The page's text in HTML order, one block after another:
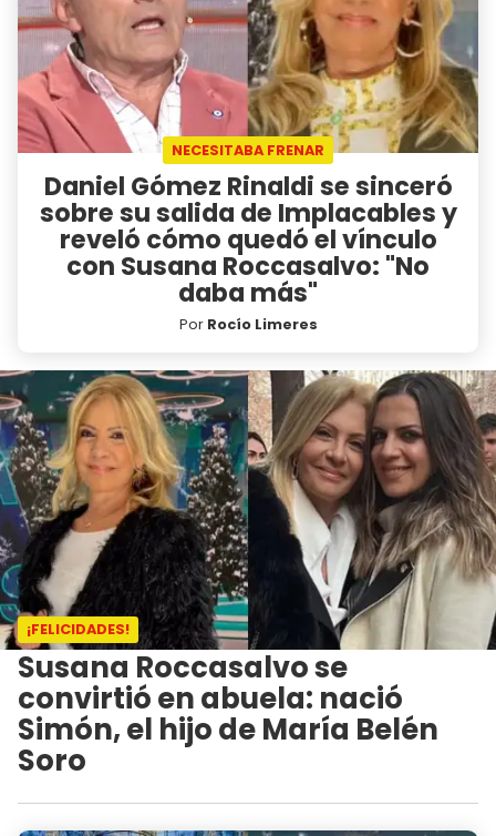
NECESITABA FRENAR
Daniel Gómez Rinaldi se sinceró
sobre su salida de Implacables y
reveló cómo quedó el vínculo
con Susana Roccasalvo: "No
daba más"
Por Rocío Limeres
¡FELICIDADES!
Susana Roccasalvo se
convirtió en abuela: nació
Simón, el hijo de María Belén
Soro